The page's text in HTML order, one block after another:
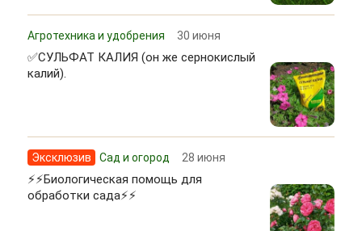
Агротехника и удобрения 30 июня
✅СУЛЬФАТ КАЛИЯ (он же сернокислый
калий).
Эксклюзив Сад и огород 28 июня
⚡⚡Биологическая помощь для
обработки сада⚡⚡